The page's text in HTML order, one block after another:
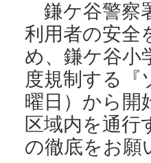
鎌ケ谷警察
利用者の安全
め、鎌ケ谷小
度規制する『
曜日）から開
区域内を通行
の徹底をお願